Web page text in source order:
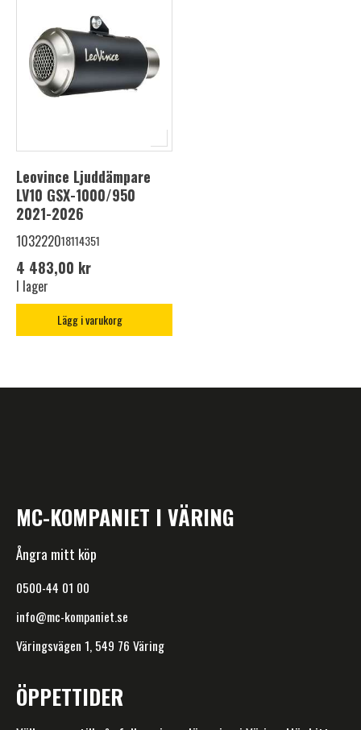
Leovince Ljuddämpare
LV10 GSX-1000/950
2021-2026
103222018114351
4 483,00 kr
I lager
Lägg i varukorg
MC-KOMPANIET I VÄRING
Ångra mitt köp
0500-44 01 00
info@mc-kompaniet.se
Väringsvägen 1, 549 76 Väring
ÖPPETTIDER